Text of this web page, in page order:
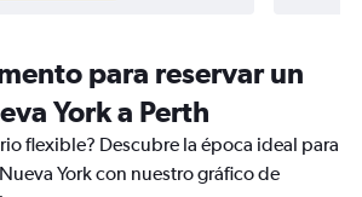
para reservar un
York a Perth
flexible? Descubre la época ideal para
York con nuestro gráfico de